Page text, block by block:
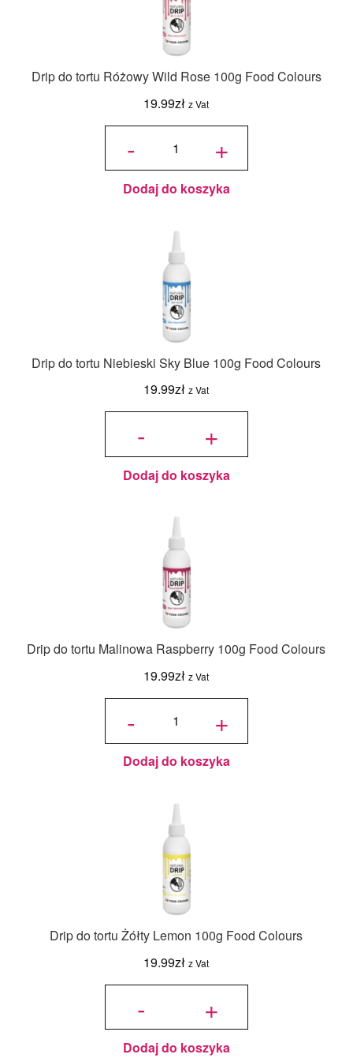
Drip do tortu Różowy Wild Rose 100g Food Colours
19.99zł z Vat
-
ilość
Różowy
Wild
100g
Food
+
Dodaj do koszyka
Drip do tortu Niebieski Sky Blue 100g Food Colours
19.99zł z Vat
-
ilość Drip
Sky Blue
100g
Food
Colours +
Dodaj do koszyka
Drip do tortu Malinowa Raspberry 100g Food Colours
19.99zł z Vat
-
ilość Drip
Raspberry
100g
Food
Colours +
Dodaj do koszyka
Drip do tortu Żółty Lemon 100g Food Colours
19.99zł z Vat
-
ilość
Żółty
Lemon
100g
Food
Colours
+
Dodaj do koszyka